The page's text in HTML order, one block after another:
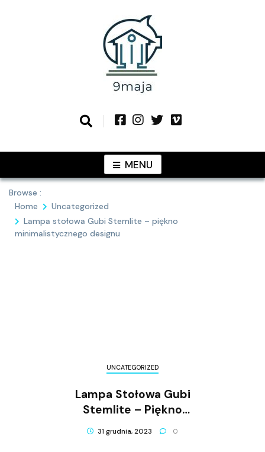
9MAJApomysłami
MENU
Browse :
Home
Uncategorized
Lampa stołowa Gubi Stemlite – piękno
minimalistycznego designu
UNCATEGORIZED
Lampa Stołowa Gubi
Stemlite – Piękno
Minimalistycznego Designu
31 grudnia, 2023 0